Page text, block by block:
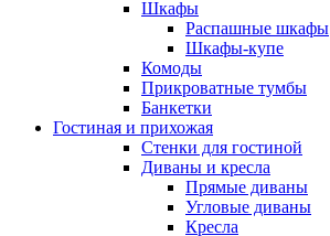
Шкафы
Распашные шкафы
Шкафы-купе
Комоды
Прикроватные тумбы
Банкетки
Гостиная и прихожая
Стенки для гостиной
Диваны и кресла
Прямые диваны
Угловые диваны
Кресла